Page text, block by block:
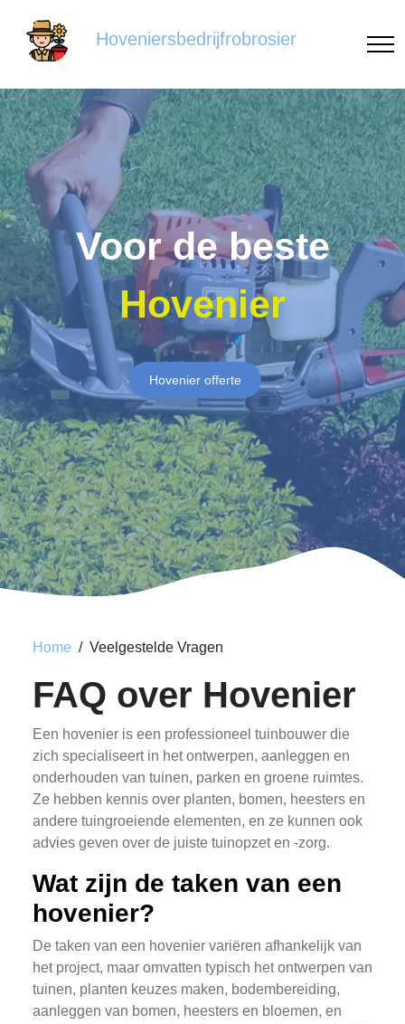
Hoveniersbedrijfrobrosier
Voor de beste
Hovenier
Hovenier offerte
Home Veelgestelde Vragen
FAQ over Hovenier
Een hovenier is een professioneel tuinbouwer die
zich specialiseert in het ontwerpen, aanleggen en
onderhouden van tuinen, parken en groene ruimtes.
Ze hebben kennis over planten, bomen, heesters en
andere tuingroeiende elementen, en ze kunnen ook
advies geven over de juiste tuinopzet en -zorg.
Wat zijn de taken van een
hovenier?
De taken van een hovenier variëren afhankelijk van
het project, maar omvatten typisch het ontwerpen van
tuinen, planten keuzes maken, bodembereiding,
aanleggen van bomen, heesters en bloemen, en